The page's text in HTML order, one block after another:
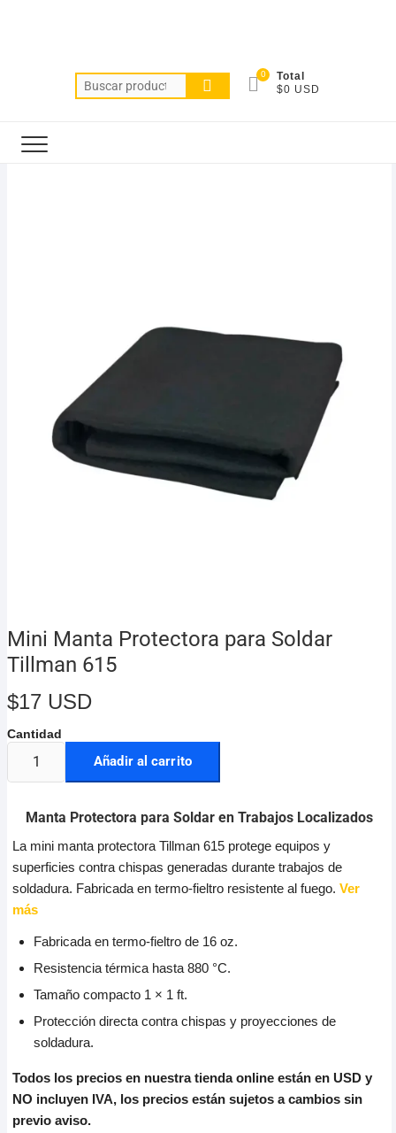
0
Total
$0 USD
Mini Manta Protectora para Soldar
Tillman 615
$17 USD
Añadir al carrito
Manta Protectora para Soldar en Trabajos Localizados
La mini manta protectora Tillman 615 protege equipos y
superficies contra chispas generadas durante trabajos de
soldadura. Fabricada en termo-fieltro resistente al fuego. Ver
más
Fabricada en termo-fieltro de 16 oz.
Resistencia térmica hasta 880 °C.
Tamaño compacto 1 × 1 ft.
Protección directa contra chispas y proyecciones de
soldadura.
Todos los precios en nuestra tienda online están en USD y
NO incluyen IVA, los precios están sujetos a cambios sin
previo aviso.